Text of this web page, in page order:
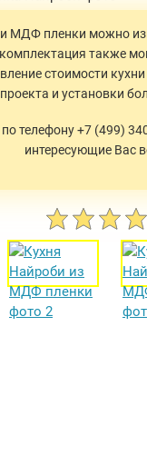
МДФ пленки можно
также
стоимости
и установки
телефону +7 (499)
интересующие Вас